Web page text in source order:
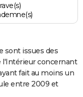
sont issues des
l'Intérieur concernant
fait au moins un
entre 2009 et